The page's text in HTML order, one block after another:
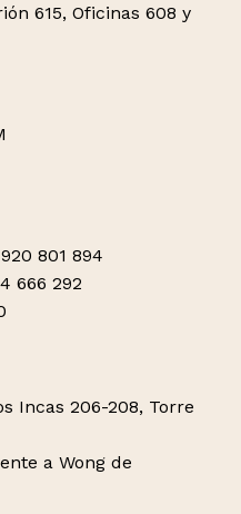
615, Oficinas 608 y
801 894
666 292
Incas 206-208, Torre
a Wong de